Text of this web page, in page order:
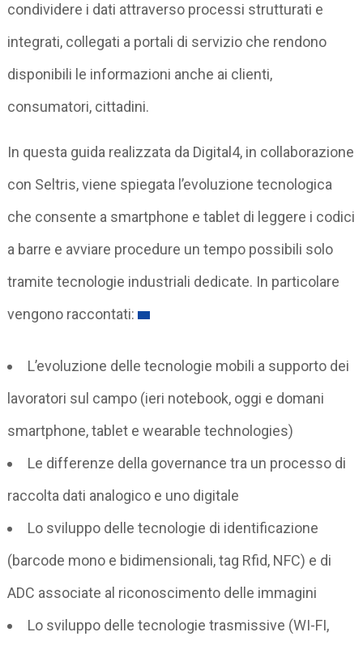
condividere i dati attraverso processi strutturati e
integrati, collegati a portali di servizio che rendono
disponibili le informazioni anche ai clienti,
consumatori, cittadini.
In questa guida realizzata da Digital4, in collaborazione
con Seltris, viene spiegata l’evoluzione tecnologica
che consente a smartphone e tablet di leggere i codici
a barre e avviare procedure un tempo possibili solo
tramite tecnologie industriali dedicate. In particolare
vengono raccontati:
L’evoluzione delle tecnologie mobili a supporto dei
lavoratori sul campo (ieri notebook, oggi e domani
smartphone, tablet e wearable technologies)
Le differenze della governance tra un processo di
raccolta dati analogico e uno digitale
Lo sviluppo delle tecnologie di identificazione
(barcode mono e bidimensionali, tag Rfid, NFC) e di
ADC associate al riconoscimento delle immagini
Lo sviluppo delle tecnologie trasmissive (WI-FI,